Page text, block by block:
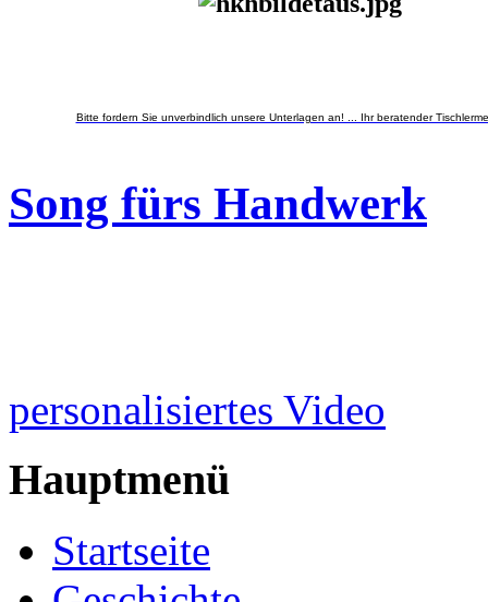
Bitte fordern Sie unverbindlich unsere Unterlagen an! ... Ihr beratender
Song fürs Handwerk
personalisiertes Video
Hauptmenü
Startseite